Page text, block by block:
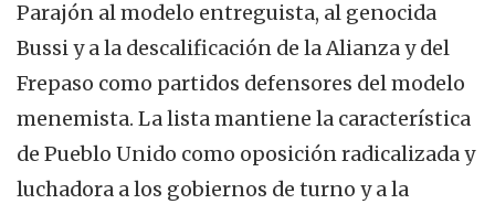
Parajón al modelo entreguista, al genocida
Bussi y a la descalificación de la Alianza y del
Frepaso como partidos defensores del modelo
menemista. La lista mantiene la característica
de Pueblo Unido como oposición radicalizada y
luchadora a los gobiernos de turno y a la